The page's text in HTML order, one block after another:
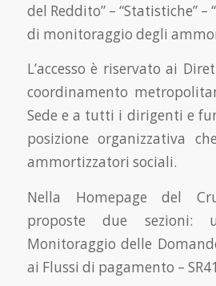
del Reddito” – “Statistiche” –
di monitoraggio degli
L’accesso è riservato ai
coordinamento
Sede e a tutti i dirigenti e
posizione organizzativa
ammortizzatori sociali.
Nella Homepage del
proposte due sezioni:
Monitoraggio delle
ai Flussi di pagamento –